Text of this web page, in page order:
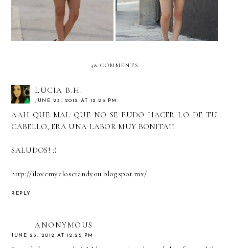
48 COMMENTS
LUCIA B.H.
JUNE 23, 2012 AT 12:23 PM
AAH QUE MAL QUE NO SE PUDO HACER LO DE TU
CABELLO, ERA UNA LABOR MUY BONITA!!
SALUDOS! :)
http://ilovemyclosetandyou.blogspot.mx/
REPLY
ANONYMOUS
JUNE 23, 2012 AT 12:25 PM